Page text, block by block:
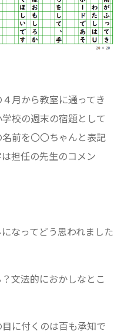
月から教室に通ってき
校の週末の宿題として
前を〇〇ちゃんと表記
担任の先生のコメン
なってどう思われました
文法的におかしなとこ
に付くのは百も承知で